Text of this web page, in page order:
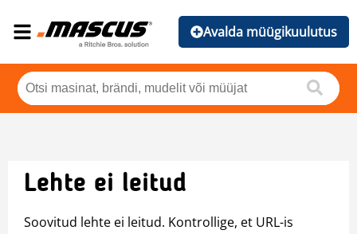
Avalda müügikuulutus
Lehte ei leitud
Soovitud lehte ei leitud. Kontrollige, et URL-is